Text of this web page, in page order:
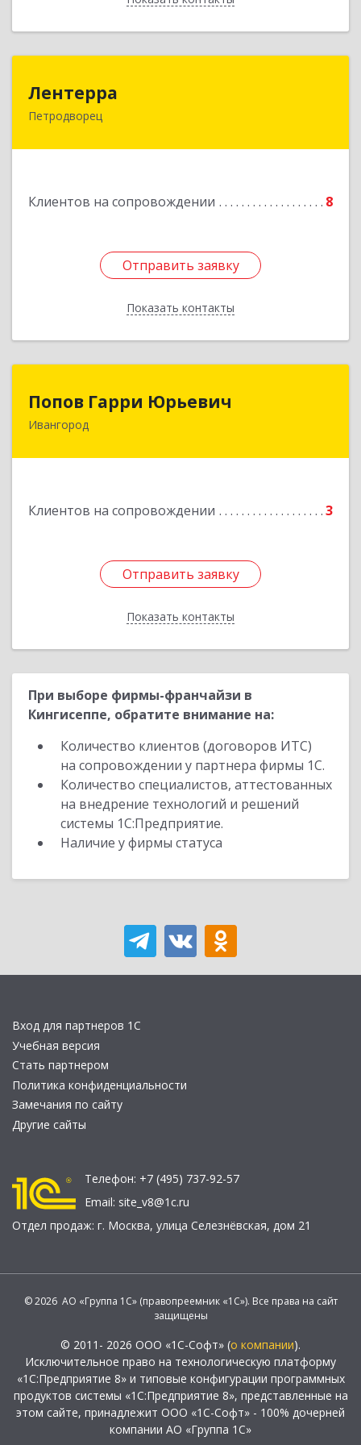
Лентерра
Петродворец
Клиентов на сопровождении 8
Отправить заявку
Показать контакты
198517, Санкт-Петербург, Петергоф г,
Отправить заявку
Назад
Попов Гарри Юрьевич
Ивангород
Клиентов на сопровождении 3
Отправить заявку
Показать контакты
Отправить заявку
Назад
При выборе фирмы-франчайзи в
Кингисеппе, обратите внимание на:
Количество клиентов (договоров ИТС)
на сопровождении у партнера фирмы 1С.
Количество специалистов, аттестованных
на внедрение технологий и решений
системы 1С:Предприятие.
Наличие у фирмы статуса
Вход для партнеров 1С
Учебная версия
Стать партнером
Политика конфиденциальности
Замечания по сайту
Другие сайты
Телефон: +7 (495) 737-92-57
Email: site_v8@1c.ru
Отдел продаж: г. Москва, улица Селезнёвская, дом 21
© 2026 АО «Группа 1С» (правопреемник «1С»). Все права на сайт
защищены
© 2011- 2026 ООО «1С-Софт» (о компании).
Исключительное право на технологическую платформу
«1С:Предприятие 8» и типовые конфигурации программных
продуктов системы «1С:Предприятие 8», представленные на
этом сайте, принадлежит ООО «1С-Софт» - 100% дочерней
компании АО «Группа 1С»